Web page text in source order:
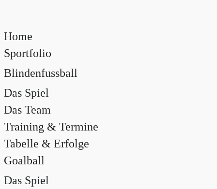
Home
Sportfolio
Blindenfussball
Das Spiel
Das Team
Training & Termine
Tabelle & Erfolge
Goalball
Das Spiel